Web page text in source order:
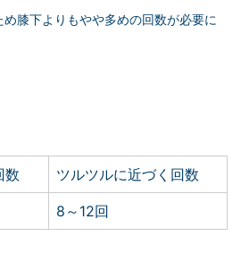
膝下よりもやや多めの回数が必要に
数 ツルツルに近づく回数
8～12回